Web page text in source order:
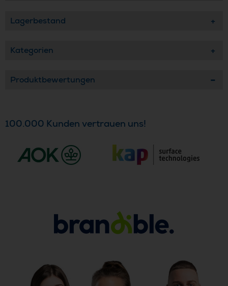
Lagerbestand
Kategorien
Produktbewertungen
100.000 Kunden vertrauen uns!